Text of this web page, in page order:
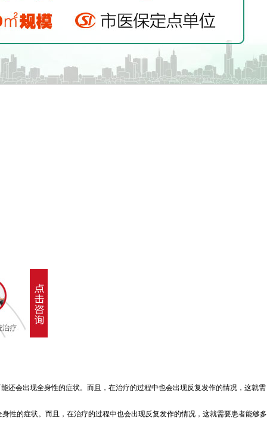
还会出现全身性的症状。而且，在治疗的过程中也会出现反复发作的情况，这就需
性的症状。而且，在治疗的过程中也会出现反复发作的情况，这就需要患者能够多